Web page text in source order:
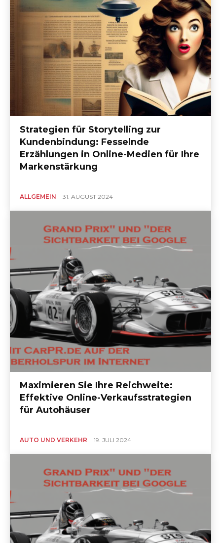
Strategien für Storytelling zur
Kundenbindung: Fesselnde
Erzählungen in Online-Medien für Ihre
Markenstärkung
ALLGEMEIN 31. AUGUST 2024
Maximieren Sie Ihre Reichweite:
Effektive Online-Verkaufsstrategien
für Autohäuser
AUTO UND VERKEHR 19. JULI 2024